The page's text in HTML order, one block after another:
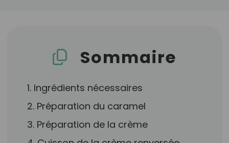
Sommaire
1. Ingrédients nécessaires
2. Préparation du caramel
3. Préparation de la crème